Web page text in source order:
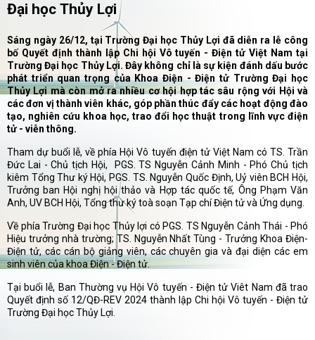
Đại học Thủy Lợi
Sáng ngày 26/12, tại Trường Đại học Thủy Lợi đã diễn ra lễ công
bố Quyết định thành lập Chi hội Vô tuyến - Điện tử Việt Nam tại
Trường Đại học Thủy Lợi. Đây không chỉ là sự kiện đánh dấu bước
phát triển quan trọng của Khoa Điện - Điện tử Trường Đại học
Thủy Lợi mà còn mở ra nhiều cơ hội hợp tác sâu rộng với Hội và
các đơn vị thành viên khác, góp phần thúc đẩy các hoạt động đào
tạo, nghiên cứu khoa học, trao đổi học thuật trong lĩnh vực điện
tử - viễn thông.
Tham dự buổi lễ, về phía Hội Vô tuyến điện tử Việt Nam có TS. Trần
Đức Lai - Chủ tịch Hội, PGS. TS Nguyễn Cảnh Minh - Phó Chủ tịch
kiêm Tổng Thư ký Hội, PGS. TS. Nguyễn Quốc Định, Uỷ viên BCH Hội,
Trưởng ban Hội nghị hội thảo và Hợp tác quốc tế, Ông Phạm Văn
Anh, UV BCH Hội, Tổng thư ký toà soạn Tạp chí Điện tử và Ứng dụng.
Về phía Trường Đại học Thủy lợi có PGS. TS Nguyễn Cảnh Thái - Phó
Hiệu trưởng nhà trường; TS. Nguyễn Nhất Tùng - Trưởng Khoa Điện-
Điện tử, các cán bộ giảng viên, các chuyên gia và đại diện các em
sinh viên của khoa Điện - Điện tử.
Tại buổi lễ, Ban Thường vụ Hội Vô tuyến - Điện tử Viêt Nam đã trao
Quyết định số 12/QĐ-REV 2024 thành lập Chi hội Vô tuyến - Điện tử
Trường Đại học Thủy Lợi.